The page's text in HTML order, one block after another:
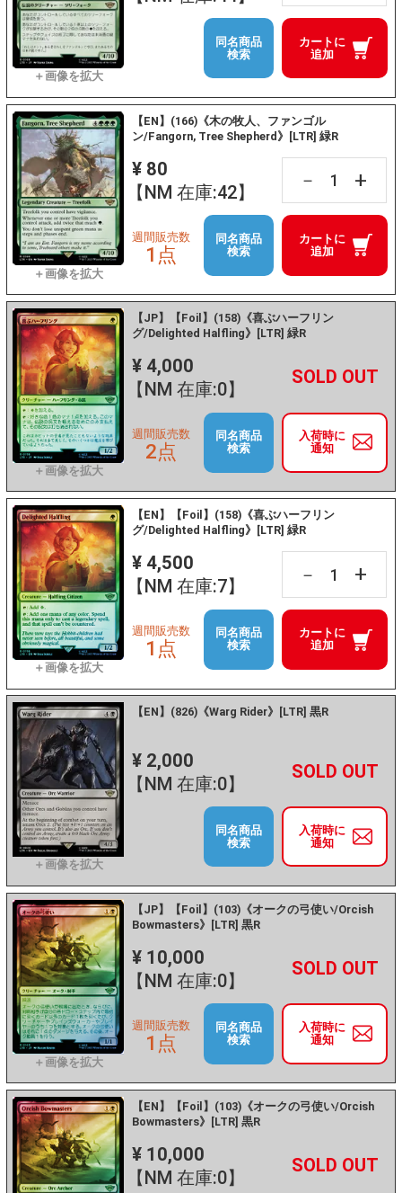
カートに
追加
同名商品
検索
【EN】(166)《木の牧人、ファンゴル
ン/Fangorn, Tree Shepherd》[LTR] 緑R
¥ 80
【NM 在庫:42】
－ +
カートに
追加
週間販売数
1点
同名商品
検索
【JP】【Foil】(158)《喜ぶハーフリン
グ/Delighted Halfling》[LTR] 緑R
¥ 4,000
【NM 在庫:0】
－ +
入荷時に
通知
週間販売数
2点
同名商品
検索
【EN】【Foil】(158)《喜ぶハーフリン
グ/Delighted Halfling》[LTR] 緑R
¥ 4,500
【NM 在庫:7】
－ +
カートに
追加
週間販売数
1点
同名商品
検索
【EN】(826)《Warg Rider》[LTR] 黒R
¥ 2,000
【NM 在庫:0】
－ +
入荷時に
通知
同名商品
検索
【JP】【Foil】(103)《オークの弓使い/Orcish
Bowmasters》[LTR] 黒R
¥ 10,000
【NM 在庫:0】
－ +
入荷時に
通知
週間販売数
1点
同名商品
検索
【EN】【Foil】(103)《オークの弓使い/Orcish
Bowmasters》[LTR] 黒R
¥ 10,000
【NM 在庫:0】
－ +